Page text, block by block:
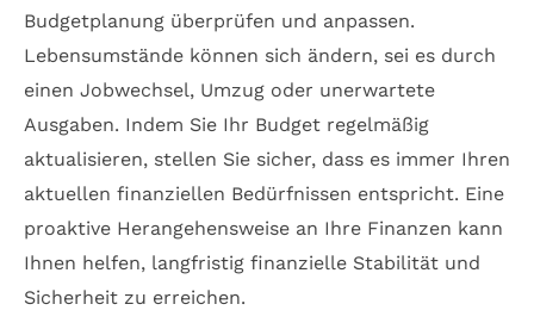
Budgetplanung überprüfen und anpassen.
Lebensumstände können sich ändern, sei es durch
einen Jobwechsel, Umzug oder unerwartete
Ausgaben. Indem Sie Ihr Budget regelmäßig
aktualisieren, stellen Sie sicher, dass es immer Ihren
aktuellen finanziellen Bedürfnissen entspricht. Eine
proaktive Herangehensweise an Ihre Finanzen kann
Ihnen helfen, langfristig finanzielle Stabilität und
Sicherheit zu erreichen.